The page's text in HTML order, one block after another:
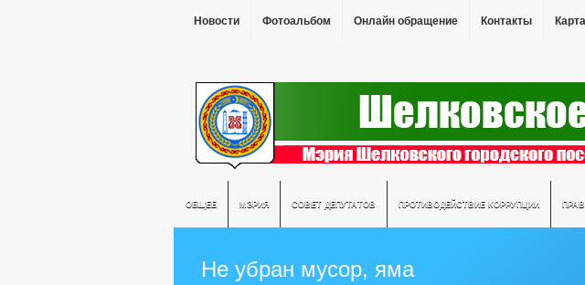
Новости Фотоальбом Онлайн обращение Контакты
ОБЩЕЕ МЭРИЯ СОВЕТ ДЕПУТАТОВ ПРОТИВОДЕЙСТВИЕ КОРРУПЦИИ
Не убран мусор, яма